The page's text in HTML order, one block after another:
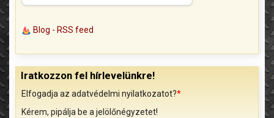
Blog - RSS feed
Iratkozzon fel hírlevelünkre!
Elfogadja az adatvédelmi nyilatkozatot?*
Kérem, pipálja be a jelölőnégyzetet!